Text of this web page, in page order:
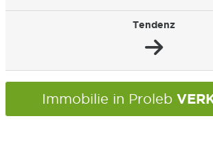
Tendenz
Immobilie in Proleb